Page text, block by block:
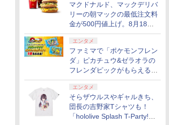
マクドナルド、マックデリバ
リーの朝マックの最低注文料
金が500円値上げ。8月18日
より1,500円から受付
エンタメ
ファミマで「ポケモンフレン
ダ」ピカチュウ&ゼラオラの
フレンダピックがもらえるキ
ャンペーン開催！
エンタメ
そらザウルスやギャルきち、
団長の吉野家Tシャツも！
「hololive Splash T-Party!」